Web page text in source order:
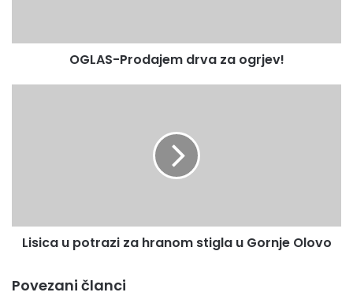
OGLAS-Prodajem drva za ogrjev!
Olovo
Lisica u potrazi za hranom stigla u Gornje Olovo
Povezani članci